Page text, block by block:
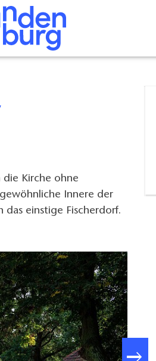
die Kirche ohne
Innere der
das einstige Fischerdorf.